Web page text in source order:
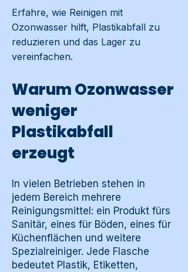
Erfahre, wie Reinigen mit
Ozonwasser hilft, Plastikabfall zu
reduzieren und das Lager zu
vereinfachen.
Warum Ozonwasser
weniger
Plastikabfall
erzeugt
In vielen Betrieben stehen in
jedem Bereich mehrere
Reinigungsmittel: ein Produkt fürs
Sanitär, eines für Böden, eines für
Küchenflächen und weitere
Spezialreiniger. Jede Flasche
bedeutet Plastik, Etiketten,